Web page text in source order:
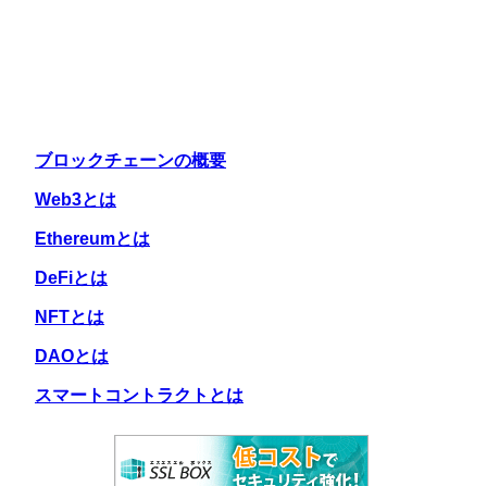
ブロックチェーンの概要
Web3とは
Ethereumとは
DeFiとは
NFTとは
DAOとは
スマートコントラクトとは